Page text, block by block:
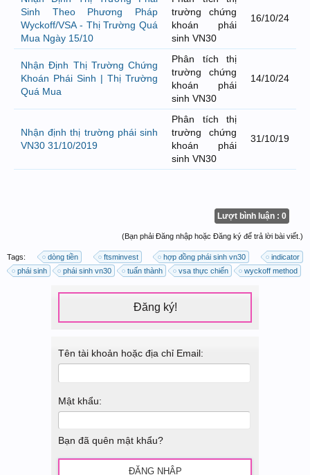
Sinh Theo Phương Pháp
Wyckoff/VSA - Thị Trường Quá
Mua Ngày 15/10
trường chứng
khoán phái
sinh VN30
16/10/24
Nhận Định Thị Trường Chứng
Khoán Phái Sinh | Thị Trường
Quá Mua
Phân tích thị
trường chứng
khoán phái
sinh VN30
14/10/24
Nhận định thị trường phái sinh
VN30 31/10/2019
Phân tích thị
trường chứng
khoán phái
sinh VN30
31/10/19
Lượt bình luận : 0
(Bạn phải Đăng nhập hoặc Đăng ký để trả lời bài viết.)
Tags: dòng tiền ftsminvest hợp đồng phái sinh vn30
indicator
phái sinh
phái sinh vn30 tuấn thành vsa thực chiến wyckoff method
Đăng ký!
Tên tài khoản hoặc địa chỉ Email:
Mật khẩu:
Bạn đã quên mật khẩu?